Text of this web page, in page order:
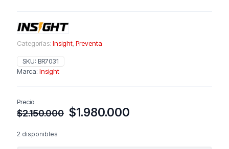
Categorías: Insight Preventa
SKU: BR7031
Marca: Insight
Precio
$2.150.000 El
$1.980.000
2 disponibles